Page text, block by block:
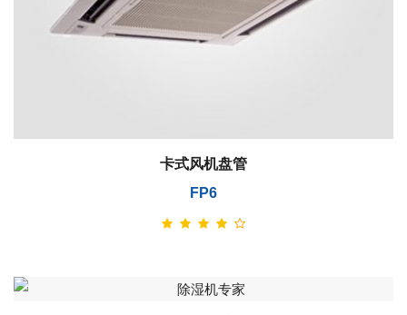
卡式风机盘管
FP6